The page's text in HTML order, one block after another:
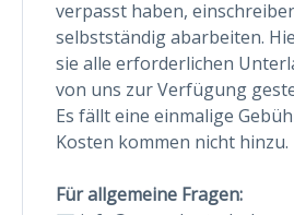
verpasst haben,
selbstständig abarbeiten.
sie alle erforderlichen
von uns zur Verfügung
Es fällt eine einmalige
Kosten kommen nicht hinzu.
Für allgemeine Fragen: